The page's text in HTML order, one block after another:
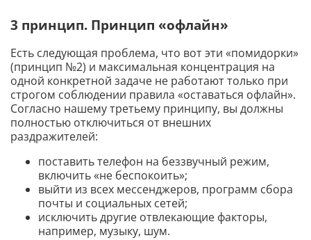
3 принцип. Принцип «офлайн»
Есть следующая проблема, что вот эти «помидорки»
(принцип №2) и максимальная концентрация на
одной конкретной задаче не работают только при
строгом соблюдении правила «оставаться офлайн».
Согласно нашему третьему принципу, вы должны
полностью отключиться от внешних
раздражителей:
поставить телефон на беззвучный режим,
включить «не беспокоить»;
выйти из всех мессенджеров, программ сбора
почты и социальных сетей;
исключить другие отвлекающие факторы,
например, музыку, шум.